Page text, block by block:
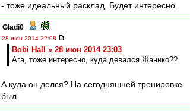
- тоже идеальный расклад. Будет интересно.
Gladi0 -
28 июн 2014 22:08
Bobi Hall » 28 июн 2014 23:03
Ага, тоже интересно, куда девался Жанико??
А куда он делся? На сегодняшней тренировке
был.